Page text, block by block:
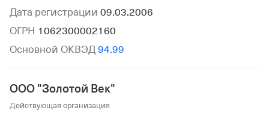
Дата регистрации 09.03.2006
ОГРН 1062300002160
Основной ОКВЭД 94.99
ООО "Золотой Век"
Действующая организация